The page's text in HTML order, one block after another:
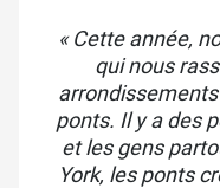
« Cette année,
qui nous
ponts. Il y a des
et les gens
York, les ponts